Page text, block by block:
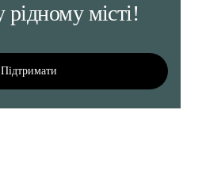
місті!
Підтримати